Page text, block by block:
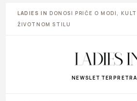
LADIES IN DONOSI PRIČE O MODI,
ŽIVOTNOM STILU
NEWSLETTER